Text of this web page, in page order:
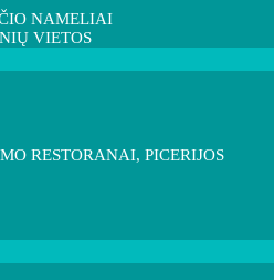
NAMELIAI
VIETOS
RESTORANAI, PICERIJOS